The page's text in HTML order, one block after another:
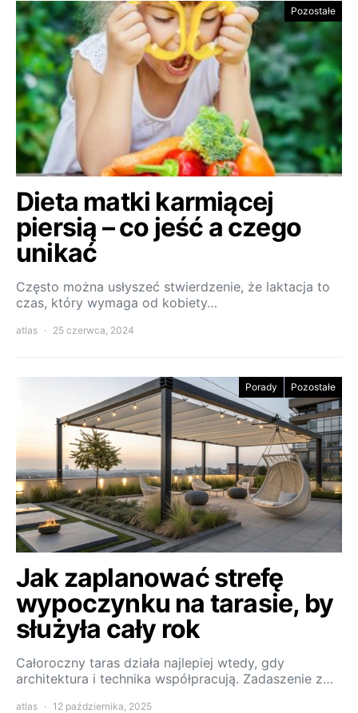
Pozostałe
Dieta matki karmiącej
piersią – co jeść a czego
unikać
Często można usłyszeć stwierdzenie, że laktacja to
czas, który wymaga od kobiety…
atlas 25 czerwca, 2024
Porady Pozostałe
Jak zaplanować strefę
wypoczynku na tarasie, by
służyła cały rok
Całoroczny taras działa najlepiej wtedy, gdy
architektura i technika współpracują. Zadaszenie z…
atlas 12 października, 2025